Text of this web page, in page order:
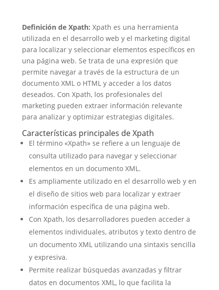
Definición de Xpath: Xpath es una herramienta
utilizada en el desarrollo web y el marketing digital
para localizar y seleccionar elementos específicos en
una página web. Se trata de una expresión que
permite navegar a través de la estructura de un
documento XML o HTML y acceder a los datos
deseados. Con Xpath, los profesionales del
marketing pueden extraer información relevante
para analizar y optimizar estrategias digitales.
Características principales de Xpath
El término «Xpath» se refiere a un lenguaje de
consulta utilizado para navegar y seleccionar
elementos en un documento XML.
Es ampliamente utilizado en el desarrollo web y en
el diseño de sitios web para localizar y extraer
información específica de una página web.
Con Xpath, los desarrolladores pueden acceder a
elementos individuales, atributos y texto dentro de
un documento XML utilizando una sintaxis sencilla
y expresiva.
Permite realizar búsquedas avanzadas y filtrar
datos en documentos XML, lo que facilita la